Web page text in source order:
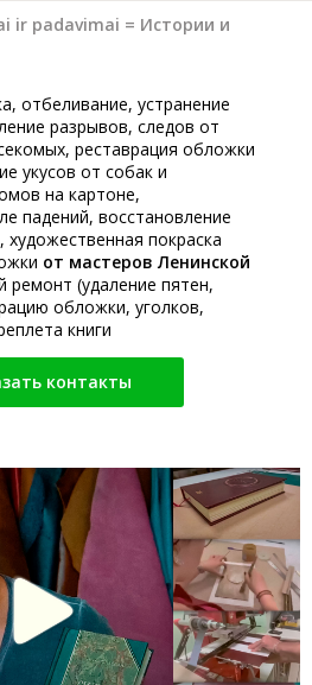
ir padavimai = Истории и
отбеливание, устранение
разрывов, следов от
реставрация обложки
укусов от собак и
на картоне,
падений, восстановление
художественная покраска
от мастеров Ленинской
ремонт (удаление пятен,
обложки, уголков,
книги
контакты